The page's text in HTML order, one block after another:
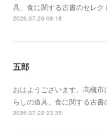
具、食に関する古書のセレク
2026.07.26 08:18
五郎
おはようございます。高槻
らしの道具、食に関する古書
2026.07.22 23:35